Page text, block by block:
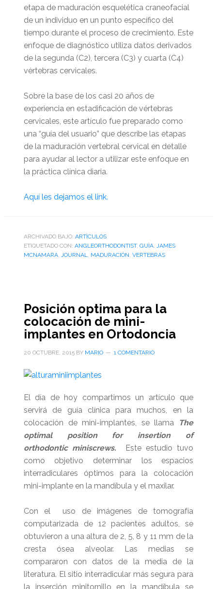
etapa de maduración esquelética craneofacial
de un individuo en un punto específico del
tiempo durante el proceso de crecimiento. Este
enfoque de diagnóstico utiliza datos derivados
de la segunda (C2), tercera (C3) y cuarta (C4)
vértebras cervicales.
Sobre la base de los casi 20 años de
experiencia en estadificación de vértebras
cervicales, este artículo fue preparado como
una “guía del usuario” que describe las etapas
de la maduración vertebral cervical en detalle
para ayudar al lector a utilizar este enfoque en
la práctica clínica diaria.
Aquí les dejamos el link.
ARCHIVADO BAJO: ARTÌCULOS
ETIQUETADO CON: ANGLEORTHODONTIST, GUÌA, JAMES
MCNAMARA, JOURNAL, MADURACIÓN, VERTEBRAS
Posición optima para la
colocación de mini-
implantes en Ortodoncia
20 OCTUBRE, 2015BY MARIO 1 COMENTARIO
El día de hoy compartimos un artículo que
servirá de guía clínica para muchos, en la
colocación de mini-implantes, se llama
The
optimal position for insertion of
orthodontic miniscrews.
Este estudio tuvo
como objetivo determinar los espacios
interradiculares óptimos para la colocación
mini-implante en la mandíbula y el maxilar.
Con el uso de imágenes de tomografía
computarizada de 12 pacientes adultos, se
obtuvieron a una altura de 2, 5, 8 y 11 mm de la
cresta ósea alveolar. Las medias se
compararon con datos de la media de la
literatura. El sitio interradicular más segura para
la inserción minitornillo en la mandíbula se